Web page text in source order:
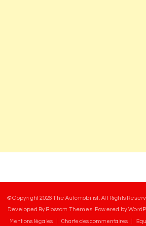
© Copyright 2026The Automobilist. All Rights
Developed By Blossom Themes. Powered by
Mentions légales Charte des commentaires